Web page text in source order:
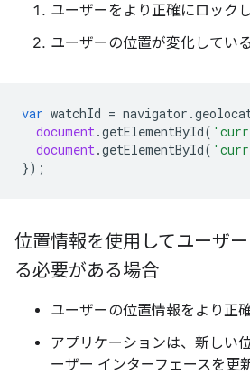
ユーザーをより正確にロックし
ユーザーの位置が変化してい
var watchId = navigator .
document .getElementById(
document .getElementById(
});
位置情報を使用してユーザ
る必要がある場合
ユーザーの位置情報をより正
アプリケーションは、新しい
ーザー インターフェースを更